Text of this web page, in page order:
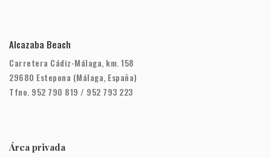
Alcazaba Beach
Carretera Cádiz-Málaga, km. 158
29680 Estepona (Málaga, España)
Tfno. 952 790 819 / 952 793 223
Área privada